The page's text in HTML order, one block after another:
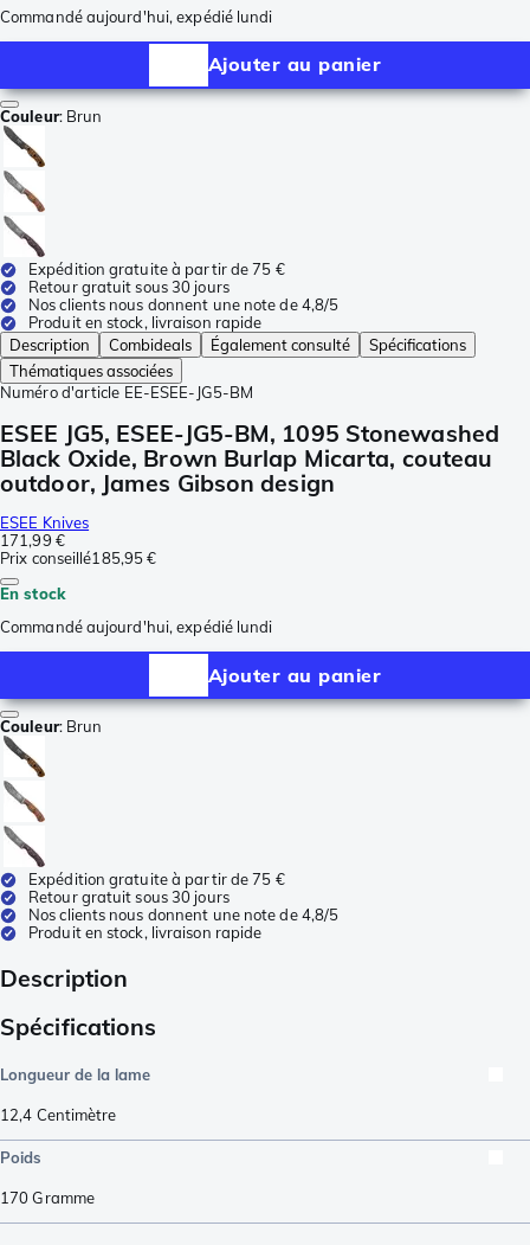
Commandé aujourd'hui, expédié lundi
Ajouter au panier
Couleur: Brun
Expédition gratuite à partir de 75 €
Retour gratuit sous 30 jours
Nos clients nous donnent une note de 4,8/5
Produit en stock, livraison rapide
Description
Combideals Également consulté
Spécifications
Thématiques associées
Numéro d'article EE-ESEE-JG5-BM
ESEE JG5, ESEE-JG5-BM, 1095 Stonewashed
Black Oxide, Brown Burlap Micarta, couteau
outdoor, James Gibson design
ESEE Knives
171,99 €
Prix conseillé185,95 €
En stock
Commandé aujourd'hui, expédié lundi
Ajouter au panier
Couleur: Brun
Expédition gratuite à partir de 75 €
Retour gratuit sous 30 jours
Nos clients nous donnent une note de 4,8/5
Produit en stock, livraison rapide
Description
Spécifications
Longueur de la lame
12,4 Centimètre
Poids
170Gramme